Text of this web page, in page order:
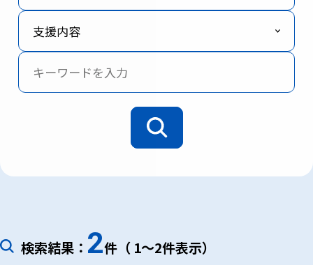
支援内容
検索結果： 2件（ 1～2件表示）